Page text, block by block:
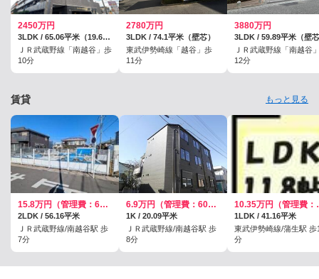
2450万円
3LDK / 65.06平米（19.68坪）（壁芯）
ＪＲ武蔵野線「南越谷」歩
10分
2780万円
3LDK / 74.1平米（壁芯）
東武伊勢崎線「越谷」歩
11分
3880万円
3LDK / 59.89平米（壁
ＪＲ武蔵野線「南越谷
12分
賃貸 もっと見る
15.8万円（管理費：6000円）
2LDK / 56.16平米
ＪＲ武蔵野線/南越谷駅 歩
7分
6.9万円（管理費：6000円）
1K / 20.09平米
ＪＲ武蔵野線/南越谷駅 歩
8分
1LDK / 41.16平米
東武伊勢崎線/蒲生駅 歩
分